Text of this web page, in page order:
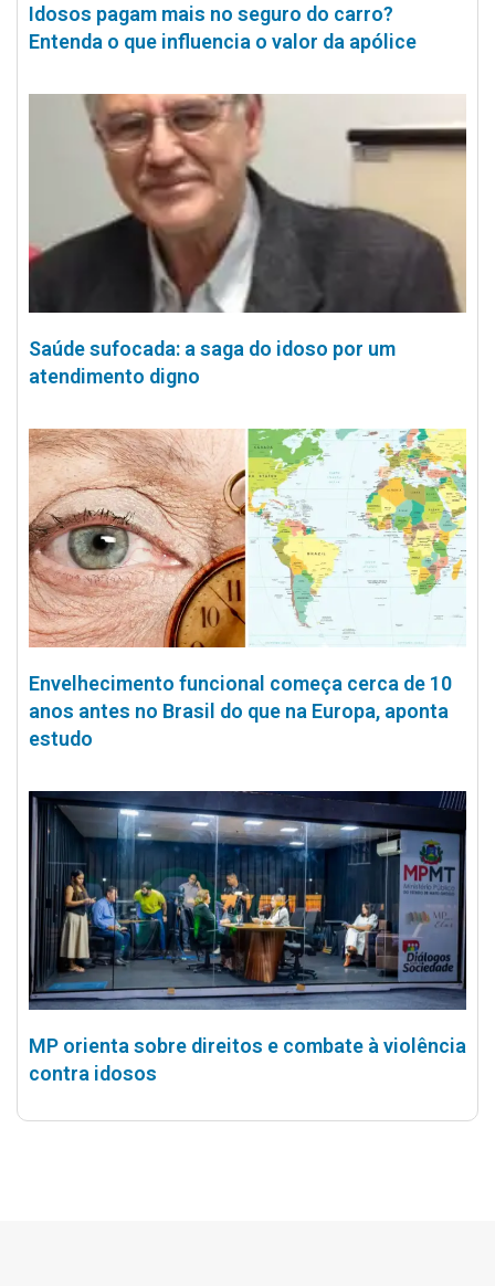
Idosos pagam mais no seguro do carro?
Entenda o que influencia o valor da apólice
Saúde sufocada: a saga do idoso por um
atendimento digno
Envelhecimento funcional começa cerca de 10
anos antes no Brasil do que na Europa, aponta
estudo
MP orienta sobre direitos e combate à violência
contra idosos